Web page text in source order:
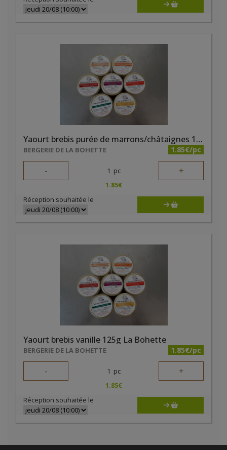
Yaourt brebis purée de marrons/châtaignes 125g La Bohette
BERGERIE DE LA BOHETTE 1.85€/pc
- 1 pc +
1.85€
Réception souhaitée le
Yaourt brebis vanille 125g La Bohette
BERGERIE DE LA BOHETTE 1.85€/pc
- 1 pc +
1.85€
Réception souhaitée le